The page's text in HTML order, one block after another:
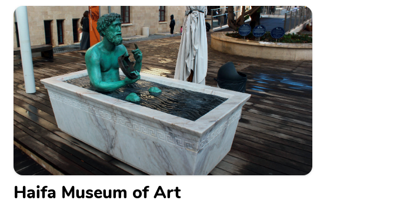
Haifa Museum of Art